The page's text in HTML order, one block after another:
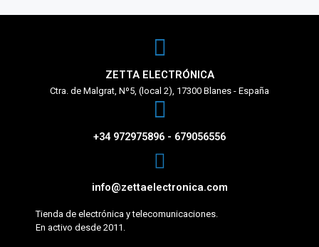
ZETTA ELECTRÓNICA
Ctra. de Malgrat, Nº5, (local 2), 17300 Blanes - España
+34 972975896 - 679056556
info@zettaelectronica.com
Tienda de electrónica y telecomunicaciones.
En activo desde 2011.